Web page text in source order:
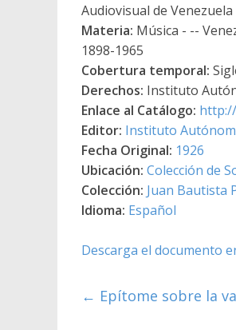
Audiovisual de
Materia: Música - --
1898-1965
Cobertura temporal:
Derechos: Instituto
Enlace al Catálogo:
Editor: Instituto
Fecha Original: 1926
Ubicación: Colección de
Colección: Juan Bautista
Idioma: Español
Descarga el documento
← Epítome sobre la